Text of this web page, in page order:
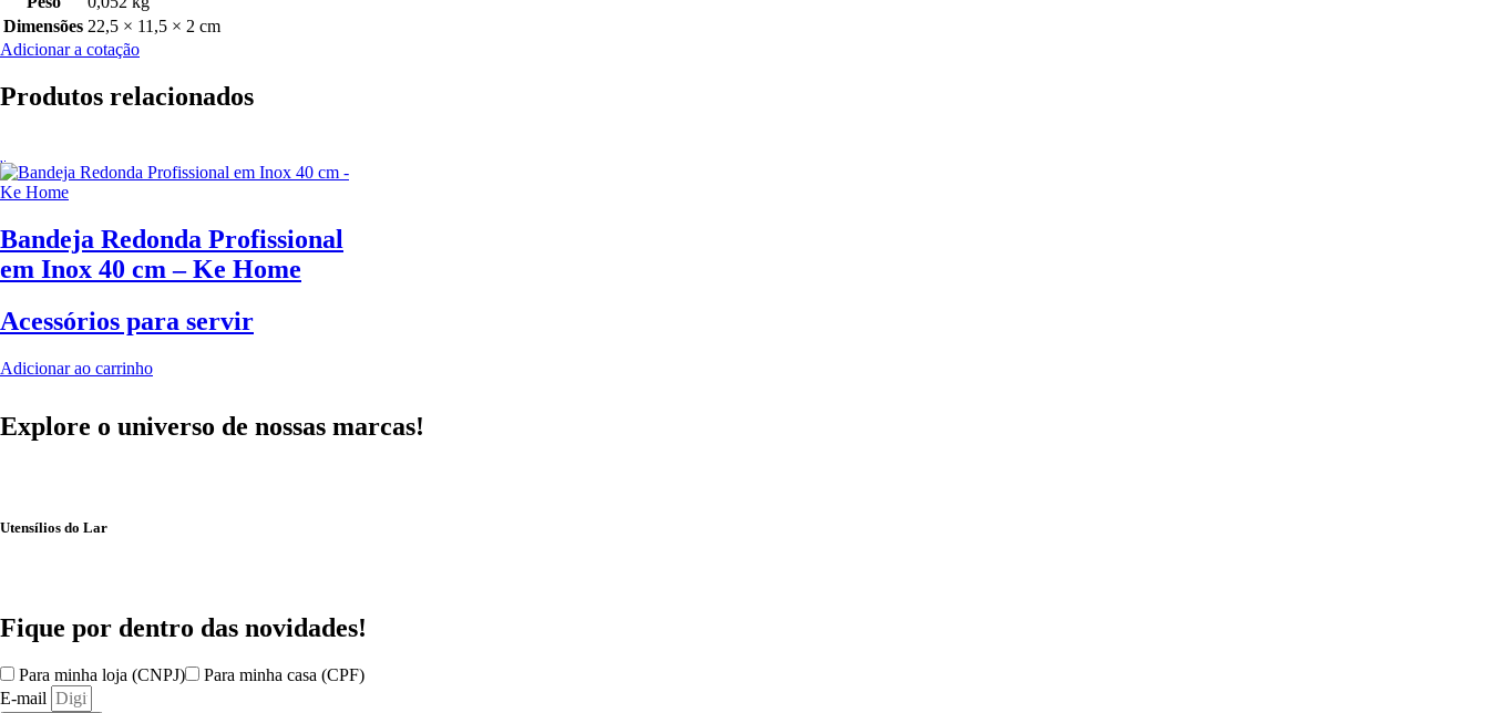
Dimensões 22,5 × 11,5 × 2 cm
Adicionar a cotação
Produtos relacionados
Bandeja Redonda Profissional
em Inox 40 cm – Ke Home
Acessórios para servir
Adicionar ao carrinho
Explore o universo de nossas marcas!
Utensílios do Lar
Fique por dentro das novidades!
Para minha loja (CNPJ)
Para minha casa (CPF)
E-mail